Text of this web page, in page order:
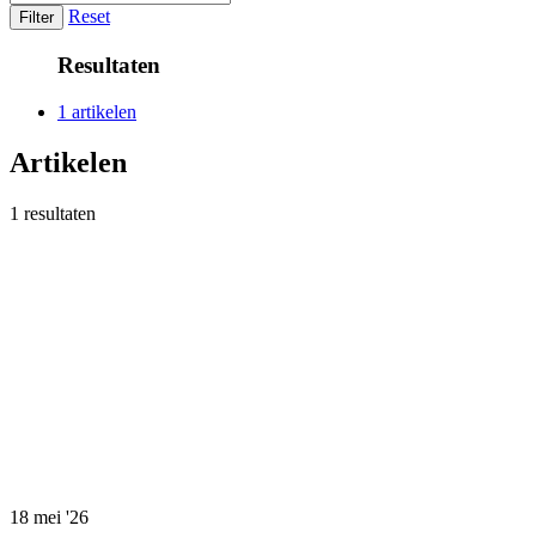
Reset
Resultaten
1 artikelen
Artikelen
1 resultaten
18 mei '26